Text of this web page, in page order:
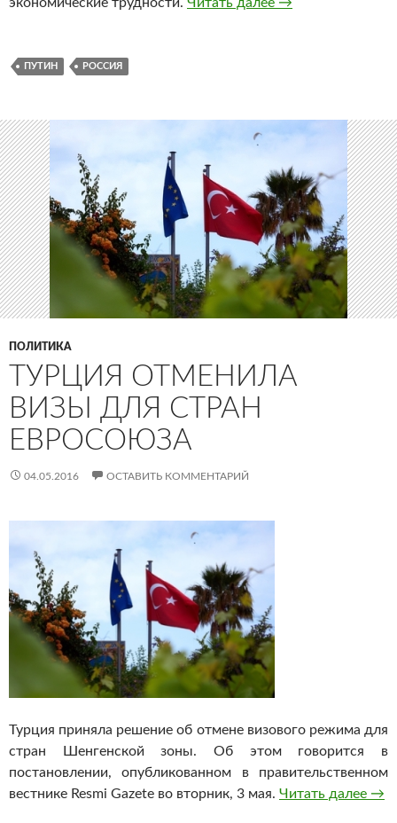
ПУТИН РОССИЯ
ПОЛИТИКА
ТУРЦИЯ ОТМЕНИЛА
ВИЗЫ ДЛЯ СТРАН
ЕВРОСОЮЗА
04.05.2016 ОСТАВИТЬ КОММЕНТАРИЙ
Турция приняла решение об отмене визового режима для
стран Шенгенской зоны. Об этом говорится в
постановлении, опубликованном в правительственном
вестнике Resmi Gazete во вторник, 3 мая. Читать далее →